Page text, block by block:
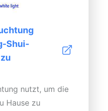
zu schaffen,
bei der
integrieren Sie
Decken
nicht nur
Eine sorgfältige
kann die
Shui-
nutzt, um die
Hause zu